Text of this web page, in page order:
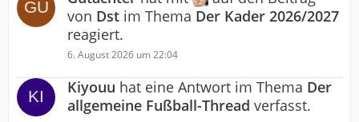
von Dst im Thema Der Kader 2026/2027
reagiert.
6. August 2026 um 22:04
Kiyouu hat eine Antwort im Thema Der
allgemeine Fußball-Thread verfasst.